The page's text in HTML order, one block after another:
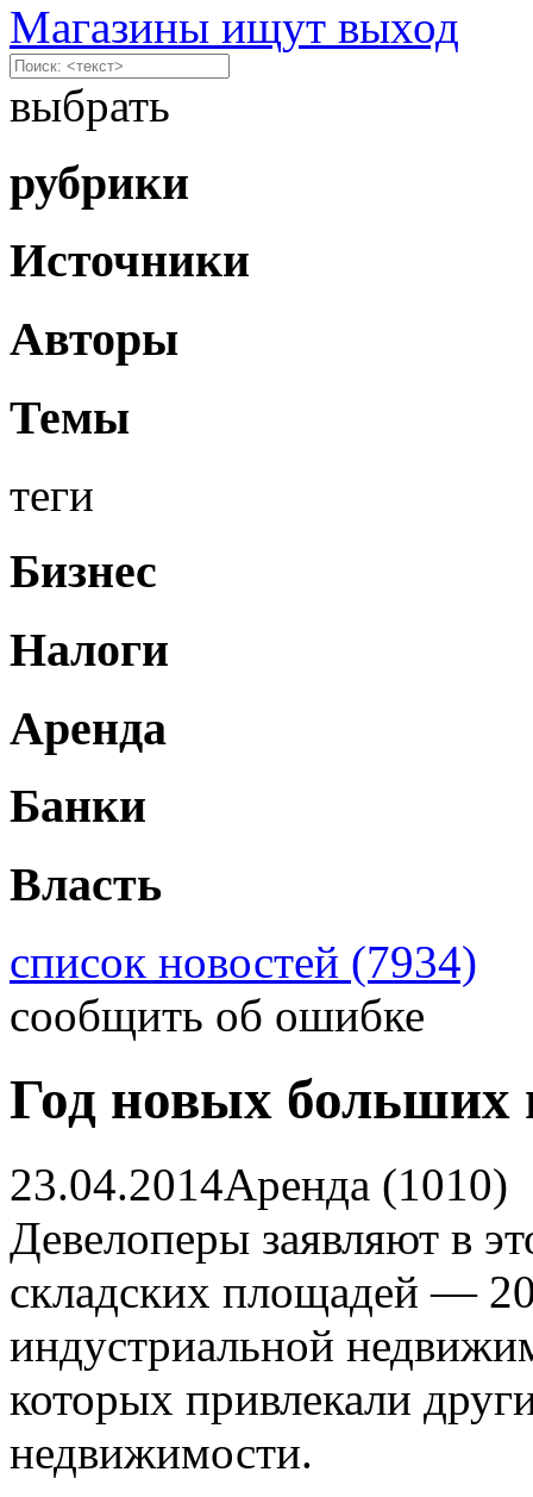
Магазины ищут выход
выбрать
рубрики
Источники
Авторы
Темы
теги
Бизнес
Налоги
Аренда
Банки
Власть
список новостей (7934)
сообщить об ошибке
Год новых больших
23.04.2014Аренда (1010)
Девелоперы заявляют в
складских площадей —
индустриальной
которых привлекали
недвижимости.